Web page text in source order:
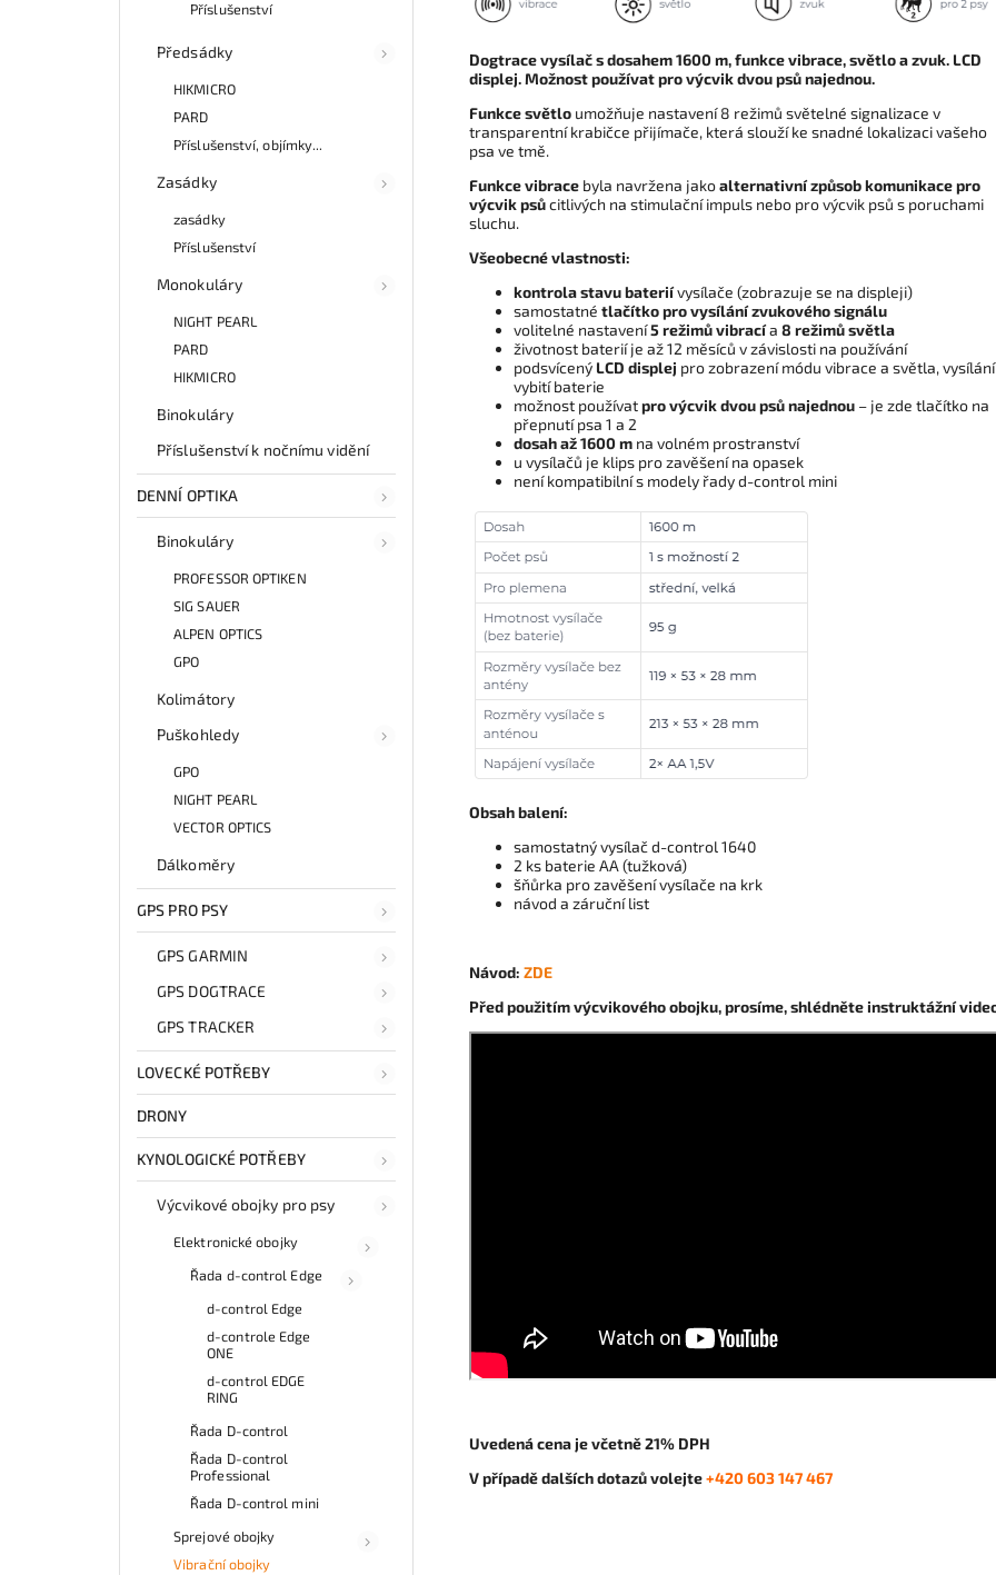
Příslušenství
Předsádky
HIKMICRO
PARD
Příslušenství, objímky...
Zasádky
zasádky
Příslušenství
Monokuláry
NIGHT PEARL
PARD
HIKMICRO
Binokuláry
Příslušenství k nočnímu vidění
DENNÍ OPTIKA
Binokuláry
PROFESSOR OPTIKEN
SIG SAUER
ALPEN OPTICS
GPO
Kolimátory
Puškohledy
GPO
NIGHT PEARL
VECTOR OPTICS
Dálkoměry
GPS PRO PSY
GPS GARMIN
GPS DOGTRACE
GPS TRACKER
LOVECKÉ POTŘEBY
DRONY
KYNOLOGICKÉ POTŘEBY
Výcvikové obojky pro psy
Elektronické obojky
Řada d-control Edge
d-control Edge
d-controle Edge
ONE
d-control EDGE
RING
Řada D-control
Řada D-control
Professional
Řada D-control mini
Sprejové obojky
Vibrační obojky
Dogtrace vysílač s dosahem 1600 m, funkce vibrace, světlo a zvuk. LCD
displej. Možnost používat pro výcvik dvou psů najednou.
Funkce světlo umožňuje nastavení 8 režimů světelné signalizace v
transparentní krabičce přijímače, která slouží ke snadné lokalizaci vašeho
psa ve tmě.
Funkce vibrace byla navržena jakoalternativní způsob komunikace pro
výcvik psůcitlivých na stimulační impuls nebo pro výcvik psů s poruchami
sluchu.
Všeobecné vlastnosti:
kontrola stavu bateriívysílače (zobrazuje se na displeji)
samostatné tlačítko pro vysílání zvukového signálu
volitelné nastavení5 režimů vibracía 8 režimů světla
životnost baterií je až 12 měsíců v závislosti na používání
podsvícený LCD displej pro zobrazení módu vibrace a světla,
vybití baterie
možnost používatpro výcvik dvou psů najednou – je zde tlačítko na
přepnutí psa 1 a 2
dosah až 1600 m na volném prostranství
u vysílačů je klips pro zavěšení na opasek
není kompatibilní s modely řady d-control mini
Obsah balení:
samostatný vysílač d-control 1640
2 ks baterie AA (tužková)
šňůrka pro zavěšení vysílače na krk
návod a záruční list
Návod: ZDE
Před použitím výcvikového obojku, prosíme, shlédněte instruktážní
Uvedená cena je včetně 21% DPH
V případě dalších dotazů volejte+420 603 147 467